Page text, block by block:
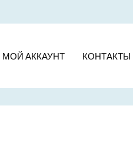
МОЙ АККАУНТ КОНТАКТЫ